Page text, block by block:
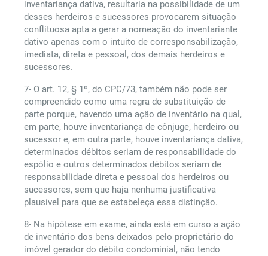
inventariança dativa, resultaria na possibilidade de um
desses herdeiros e sucessores provocarem situação
conflituosa apta a gerar a nomeação do inventariante
dativo apenas com o intuito de corresponsabilização,
imediata, direta e pessoal, dos demais herdeiros e
sucessores.
7- O art. 12, § 1º, do CPC/73, também não pode ser
compreendido como uma regra de substituição de
parte porque, havendo uma ação de inventário na qual,
em parte, houve inventariança de cônjuge, herdeiro ou
sucessor e, em outra parte, houve inventariança dativa,
determinados débitos seriam de responsabilidade do
espólio e outros determinados débitos seriam de
responsabilidade direta e pessoal dos herdeiros ou
sucessores, sem que haja nenhuma justificativa
plausível para que se estabeleça essa distinção.
8- Na hipótese em exame, ainda está em curso a ação
de inventário dos bens deixados pelo proprietário do
imóvel gerador do débito condominial, não tendo